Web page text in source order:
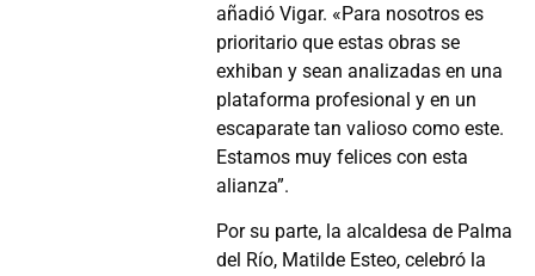
añadió Vigar. «Para nosotros es
prioritario que estas obras se
exhiban y sean analizadas en una
plataforma profesional y en un
escaparate tan valioso como este.
Estamos muy felices con esta
alianza”.
Por su parte, la alcaldesa de Palma
del Río, Matilde Esteo, celebró la